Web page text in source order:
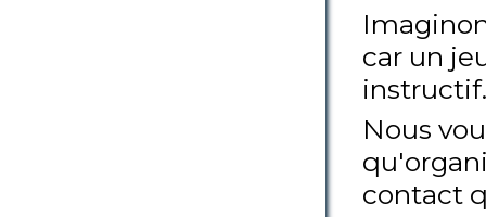
car un
instructif.
Nous
contact